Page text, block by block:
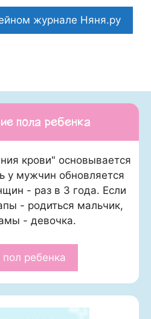
журнале Няня.ру
пола ребенка
крови" основывается
у мужчин обновляется
- раз в 3 года. Если
- родиться мальчик,
- девочка.
пол ребенка